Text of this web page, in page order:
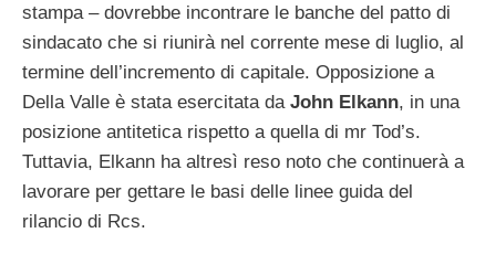
stampa – dovrebbe incontrare le banche del patto di
sindacato che si riunirà nel corrente mese di luglio, al
termine dell’incremento di capitale. Opposizione a
Della Valle è stata esercitata da John Elkann, in una
posizione antitetica rispetto a quella di mr Tod’s.
Tuttavia, Elkann ha altresì reso noto che continuerà a
lavorare per gettare le basi delle linee guida del
rilancio di Rcs.